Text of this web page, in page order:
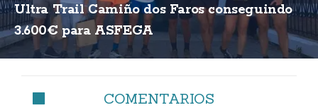
Ultra Trail Camiño dos Faros conseguindo
3.600€ para ASFEGA
COMENTARIOS